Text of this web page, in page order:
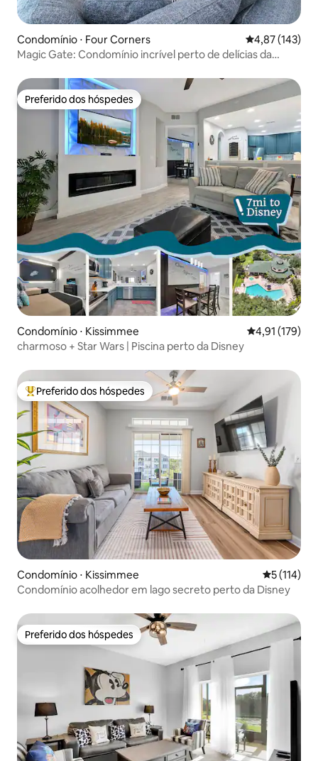
Condomínio ⋅ Four Corners 4,87 de uma
4,87 (143)
Magic Gate: Condomínio incrível perto de delícias da
Preferido dos hóspedes
Preferido dos hóspedes
Condomínio ⋅ Kissimmee 4,91 de uma
4,91 (179)
charmoso + Star Wars | Piscina perto da Disney
Entre os melhores preferidos dos hóspedes
Preferido dos hóspedes
Condomínio ⋅ Kissimmee 5 de uma
5 (114)
Condomínio acolhedor em lago secreto perto da Disney
Preferido dos hóspedes
Preferido dos hóspedes